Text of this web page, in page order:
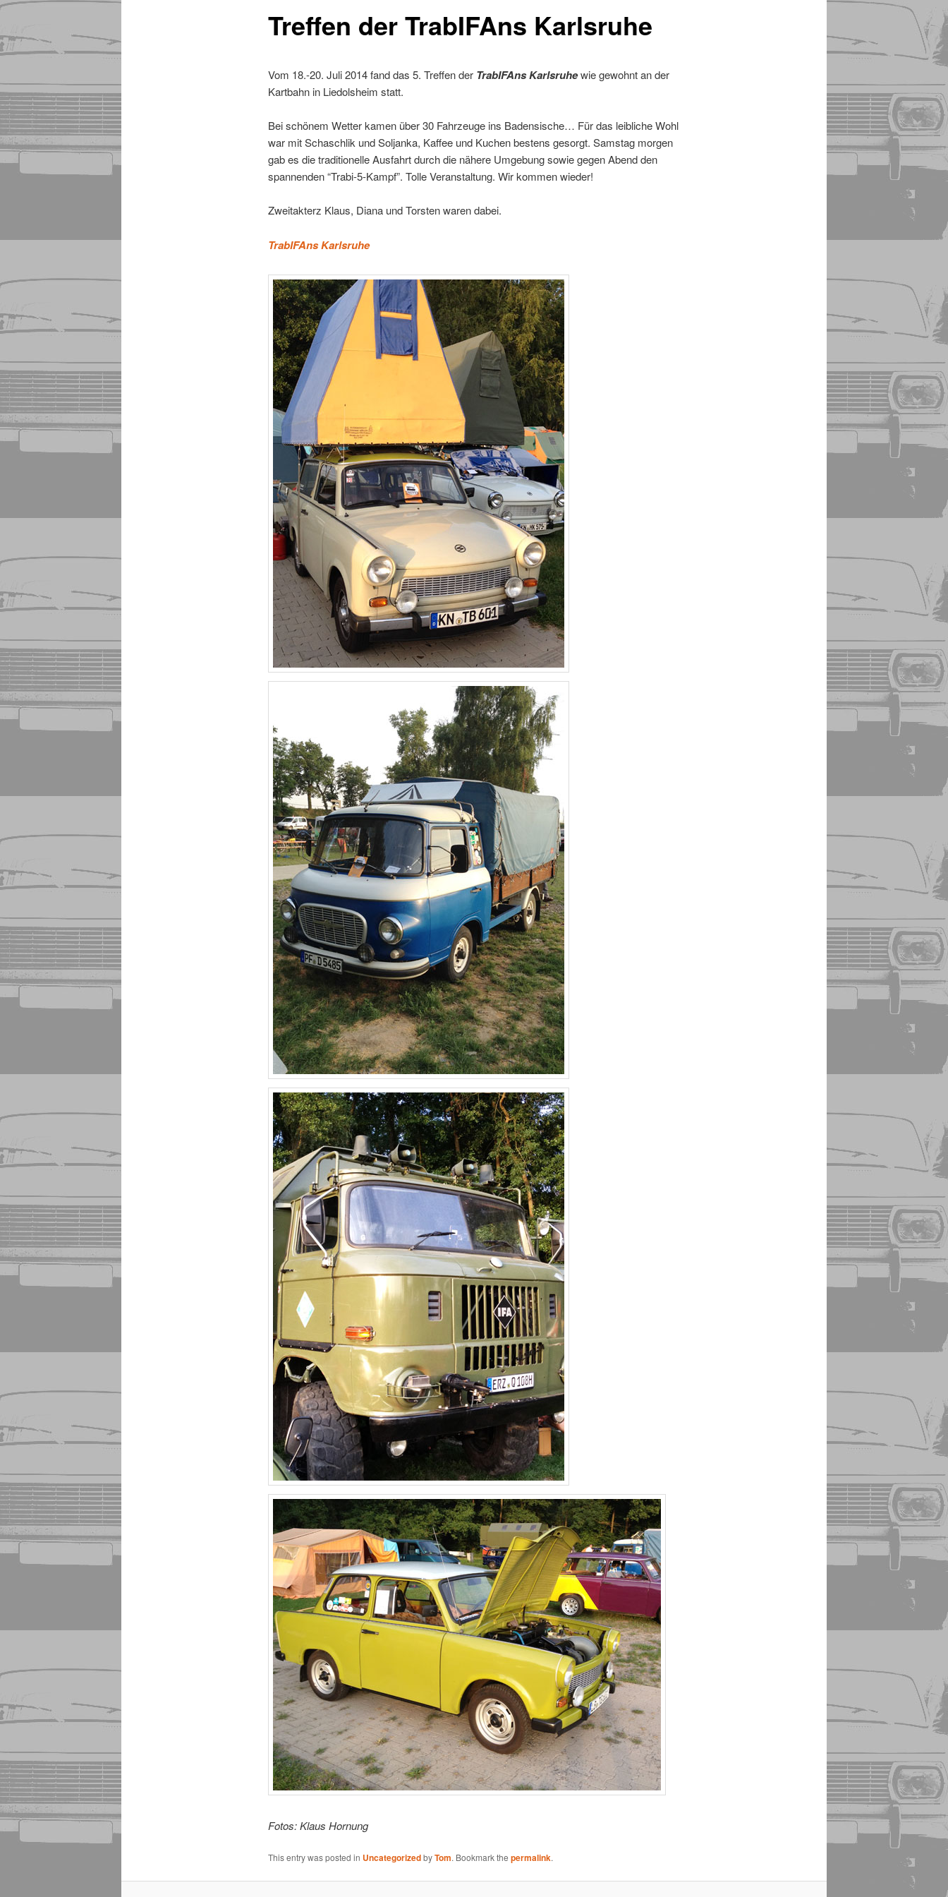
Treffen der TrabIFAns Karlsruhe
Vom 18.-20. Juli 2014 fand das 5. Treffen der TrabIFAns Karlsruhewie gewohnt an der
Kartbahn in Liedolsheim statt.
Bei schönem Wetter kamen über 30 Fahrzeuge ins Badensische… Für das leibliche Wohl
war mit Schaschlik und Soljanka, Kaffee und Kuchen bestens gesorgt. Samstag morgen
gab es die traditionelle Ausfahrt durch die nähere Umgebung sowie gegen Abend den
spannenden “Trabi-5-Kampf”. Tolle Veranstaltung. Wir kommen wieder!
Zweitakterz Klaus, Diana und Torsten waren dabei.
TrabIFAns Karlsruhe
Fotos: Klaus Hornung
This entry was posted in UncategorizedbyTom. Bookmark the permalink.